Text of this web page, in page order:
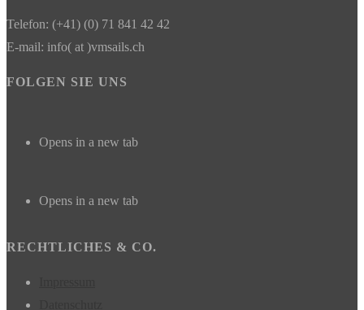
Telefon: (+41) (0) 71 841 42 42
E-mail: info( at )vmsails.ch
FOLGEN SIE UNS
Opens in a new tab
Opens in a new tab
RECHTLICHES & CO.